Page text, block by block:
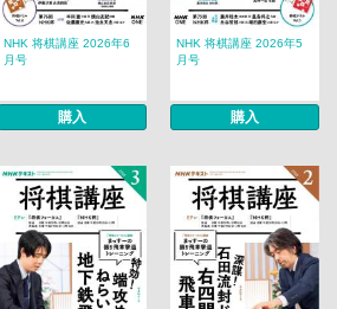
NHK 将棋講座 2026年6
月号
購入
NHK 将棋講座 2026年5
月号
購入